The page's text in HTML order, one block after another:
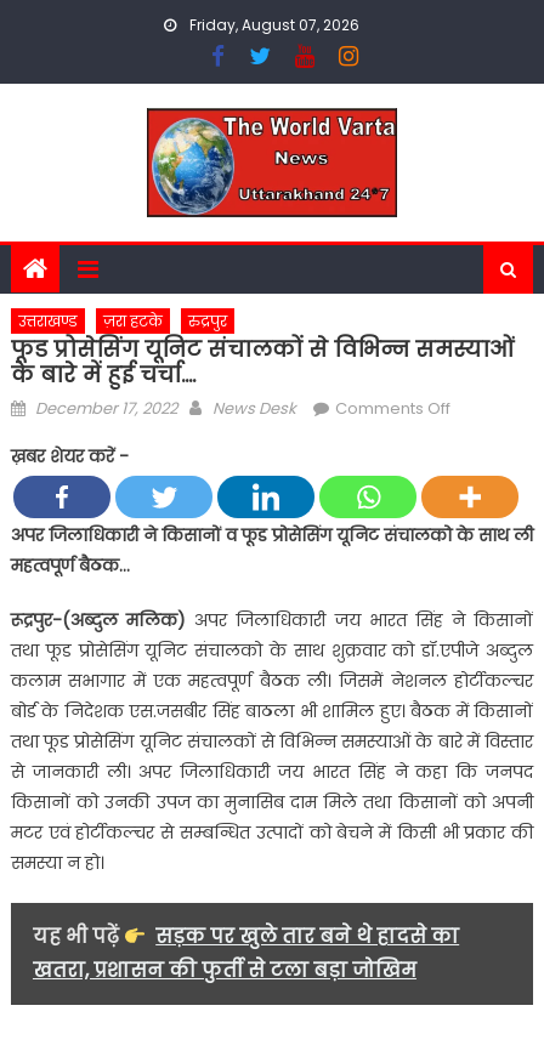
Friday, August 07, 2026
उत्तराखण्ड ज़रा हटके रुद्रपुर
फूड प्रोसेसिंग यूनिट संचालकों से विभिन्न समस्याओं
के बारे में हुई चर्चा….
Posted
December 17, 2022 Author
News Desk Comments Offon
यूनिट
संचालकों
से
के
बारे
में
हुई
चर्चा….
ख़बर शेयर करें -
अपर जिलाधिकारी ने किसानों व फूड प्रोसेसिंग यूनिट संचालको के साथ ली
महत्वपूर्ण बैठक…
रूद्रपुर-(अब्दुल मलिक) अपर जिलाधिकारी जय भारत सिंह ने किसानों
तथा फूड प्रोसेसिंग यूनिट संचालको के साथ शुक्रवार को डॉ.एपीजे अब्दुल
कलाम सभागार में एक महत्वपूर्ण बैठक ली। जिसमें नेशनल होर्टीकल्चर
बोर्ड के निदेशक एस.जसबीर सिंह बाठला भी शामिल हुए। बैठक में किसानों
तथा फूड प्रोसेसिंग यूनिट संचालकों से विभिन्न समस्याओं के बारे में विस्तार
से जानकारी ली। अपर जिलाधिकारी जय भारत सिंह ने कहा कि जनपद
किसानों को उनकी उपज का मुनासिब दाम मिले तथा किसानों को अपनी
मटर एवं होर्टीकल्चर से सम्बन्धित उत्पादों को बेचने में किसी भी प्रकार की
समस्या न हो।
यह भी पढ़ें
सड़क पर खुले तार बने थे हादसे का
खतरा, प्रशासन की फुर्ती से टला बड़ा जोखिम